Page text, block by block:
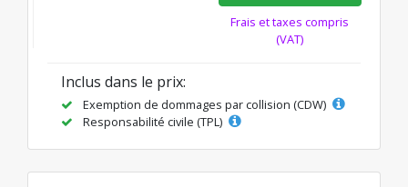
Frais et taxes compris
(VAT)
Inclus dans le prix:
Exemption de dommages par collision (CDW)
Responsabilité civile (TPL)